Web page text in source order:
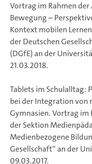
Vortrag im Rahmen der
Bewegung –
Kontext mobilen
der Deutschen
(DGfE) an der
21.03.2018.
Tablets im Schulalltag:
bei der Integration von
Gymnasien. Vortrag im
der Sektion
Medienbezogene
Gesellschaft“ an der
09.03.2017.